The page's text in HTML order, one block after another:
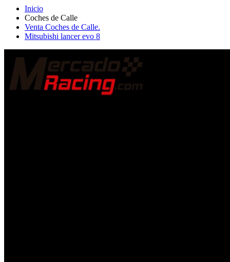
Coches de Calle
Venta Coches de Calle.
Mitsubishi lancer evo 8